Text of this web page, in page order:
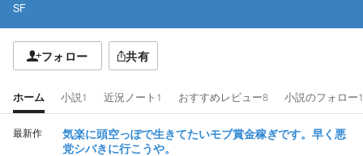
SF
フォロー 共有
ホーム 小説1 近況ノート 1 おすすめレビュー8 小説のフォロー1
最新作
気楽に頭空っぽで生きてたいモブ賞金稼ぎです。早く悪
党シバきに行こうや。